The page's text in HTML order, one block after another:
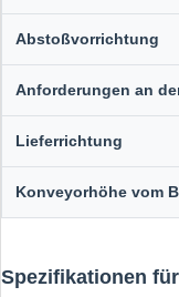
Abstoßvorrichtung
Anforderungen an
Lieferrichtung
Konveyorhöhe vom
Spezifikationen